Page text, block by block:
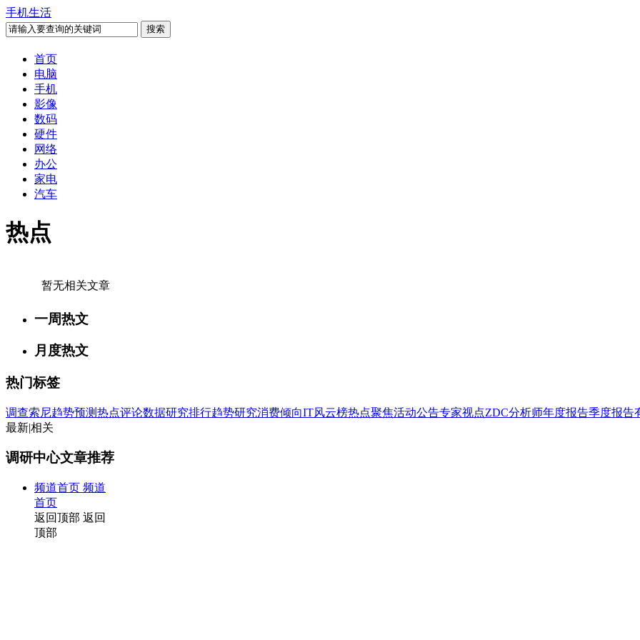
手机生活
首页
电脑
手机
影像
数码
硬件
网络
办公
家电
汽车
热点
暂无相关文章
一周热文
月度热文
热门标签
调查索尼趋势预测热点评论数据研究排行趋势研究消费倾向IT风云榜热点聚焦活动公告专家视点ZDC分析师年度报告季度报告
最新|相关
调研中心文章推荐
频道首页 频道
首页
返回顶部 返回
顶部